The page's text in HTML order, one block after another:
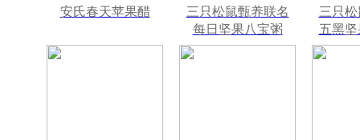
安氏春天苹果醋
三只松鼠甄养联名
每日坚果八宝粥
330g*12罐礼盒装
三只
五黑